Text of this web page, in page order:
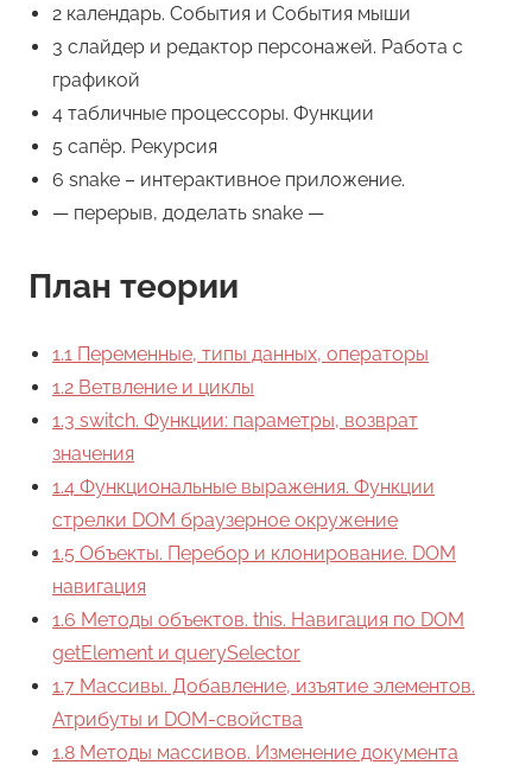
2 календарь. События и События мыши
3 слайдер и редактор персонажей. Работа с
графикой
4 табличные процессоры. Функции
5 сапёр. Рекурсия
6 snake – интерактивное приложение.
— перерыв, доделать snake —
План теории
1.1 Переменные, типы данных, операторы
1.2 Ветвление и циклы
1.3 switch. Функции: параметры, возврат
значения
1.4 Функциональные выражения. Функции
стрелки DOM браузерное окружение
1.5 Объекты. Перебор и клонирование. DOM
навигация
1.6 Методы объектов. this. Навигация по DOM
getElement и querySelector
1.7 Массивы. Добавление, изъятие элементов.
Атрибуты и DOM-свойства
1.8 Методы массивов. Изменение документа